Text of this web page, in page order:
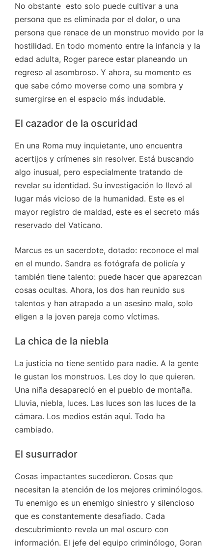
No obstante esto solo puede cultivar a una
persona que es eliminada por el dolor, o una
persona que renace de un monstruo movido por la
hostilidad. En todo momento entre la infancia y la
edad adulta, Roger parece estar planeando un
regreso al asombroso. Y ahora, su momento es
que sabe cómo moverse como una sombra y
sumergirse en el espacio más indudable.
El cazador de la oscuridad
En una Roma muy inquietante, uno encuentra
acertijos y crímenes sin resolver. Está buscando
algo inusual, pero especialmente tratando de
revelar su identidad. Su investigación lo llevó al
lugar más vicioso de la humanidad. Este es el
mayor registro de maldad, este es el secreto más
reservado del Vaticano.
Marcus es un sacerdote, dotado: reconoce el mal
en el mundo. Sandra es fotógrafa de policía y
también tiene talento: puede hacer que aparezcan
cosas ocultas. Ahora, los dos han reunido sus
talentos y han atrapado a un asesino malo, solo
eligen a la joven pareja como víctimas.
La chica de la niebla
La justicia no tiene sentido para nadie. A la gente
le gustan los monstruos. Les doy lo que quieren.
Una niña desapareció en el pueblo de montaña.
Lluvia, niebla, luces. Las luces son las luces de la
cámara. Los medios están aquí. Todo ha
cambiado.
El susurrador
Cosas impactantes sucedieron. Cosas que
necesitan la atención de los mejores criminólogos.
Tu enemigo es un enemigo siniestro y silencioso
que es constantemente desafiado. Cada
descubrimiento revela un mal oscuro con
información. El jefe del equipo criminólogo, Goran